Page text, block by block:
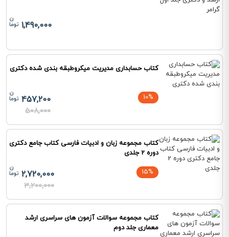
1,490,000
کتاب حسابداری مدیریت میکروطبقه بندی شده دکتری
10%
457,200
508,000
کتاب مجموعه زبان و ادبیات فارسی کتاب جامع دکتری
دوره 2 جلدی
15%
2,720,000
3,200,000
کتاب مجموعه سوالات آزمون های سراسری ارشد
معماری جلد دوم